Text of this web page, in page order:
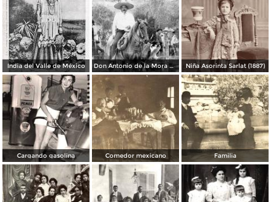
India del Valle de México Don Antonio de la Mora Robles en Indé, Durango (circa 1922) Niña Asorinta Sarlat (1887)
Cargando gasolina Comedor mexicano Familia